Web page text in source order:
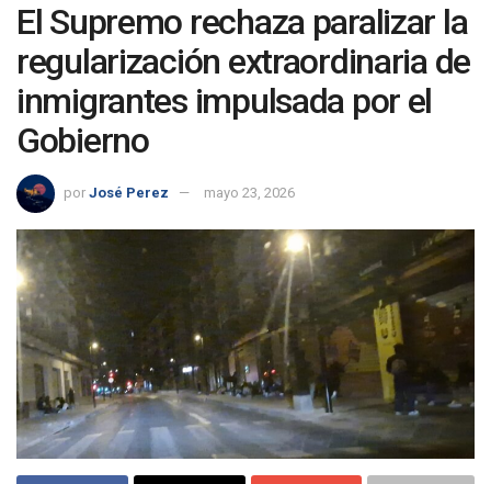
El Supremo rechaza paralizar la
regularización extraordinaria de
inmigrantes impulsada por el
Gobierno
por José Perez mayo 23, 2026